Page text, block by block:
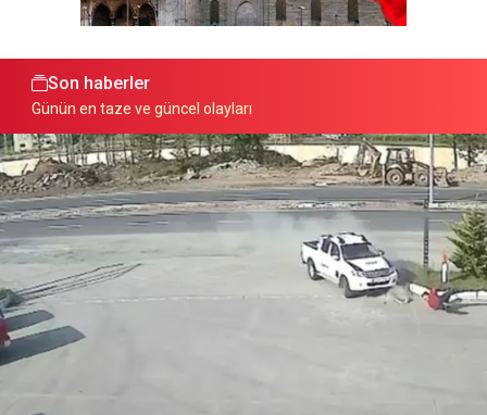
Son haberler
Günün en taze ve güncel olayları